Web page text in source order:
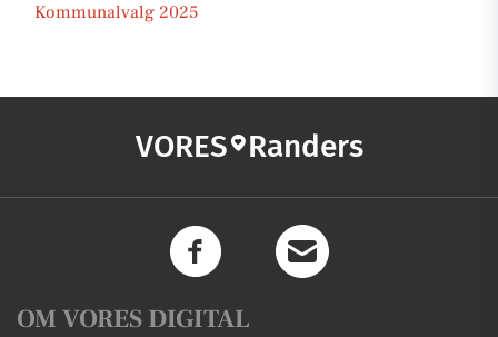
Kommunalvalg 2025
VORES Randers
OM VORES DIGITAL